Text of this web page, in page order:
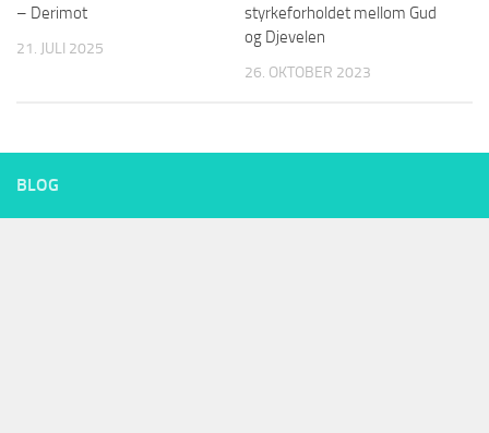
– Derimot
21. JULI 2025
styrkeforholdet mellom Gud
og Djevelen
26. OKTOBER 2023
BLOG